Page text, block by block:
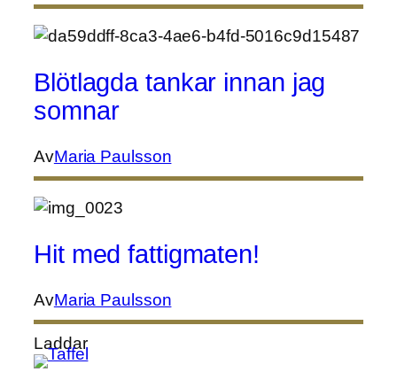
Blötlagda tankar innan jag
somnar
AvMaria Paulsson
Hit med fattigmaten!
AvMaria Paulsson
Laddar